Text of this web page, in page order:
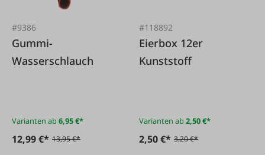
#9386
Gummi-
Wasserschlauch
Varianten ab6,95 €*
12,99 €* 13,95 €*
#118892
Eierbox 12er
Kunststoff
Varianten ab2,50 €*
2,50 €* 3,20 €*